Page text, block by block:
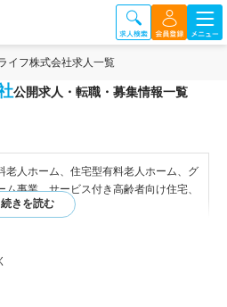
イフ株式会社求人一覧
公開求人・転職・募集情報一覧
老人ホーム、住宅型有料老人ホーム、グ
ム事業、サービス付き高齢者向け住宅、
ス事業
て介護分野を担う重要な企業です。全国